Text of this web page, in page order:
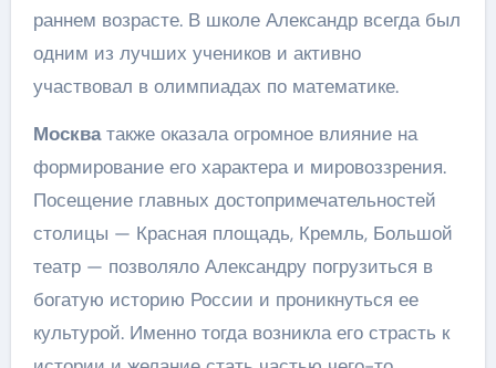
раннем возрасте. В школе Александр всегда был
одним из лучших учеников и активно
участвовал в олимпиадах по математике.
Москватакже оказала огромное влияние на
формирование его характера и мировоззрения.
Посещение главных достопримечательностей
столицы — Красная площадь, Кремль, Большой
театр — позволяло Александру погрузиться в
богатую историю России и проникнуться ее
культурой. Именно тогда возникла его страсть к